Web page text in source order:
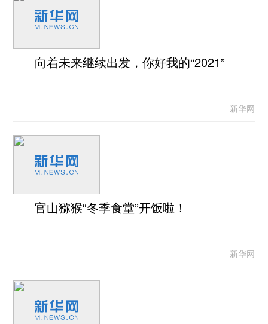
向着未来继续出发，你好我的“2021”
新华网
官山猕猴“冬季食堂”开饭啦！
新华网